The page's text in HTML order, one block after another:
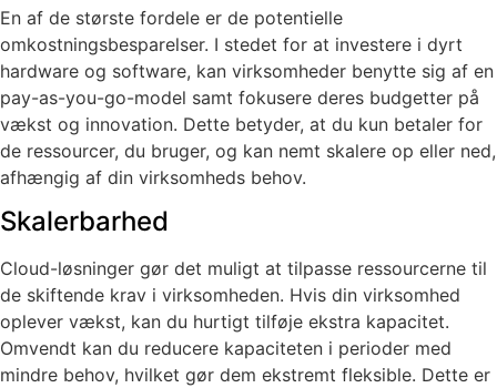
En af de største fordele er de potentielle
omkostningsbesparelser. I stedet for at investere i dyrt
hardware og software, kan virksomheder benytte sig af en
pay-as-you-go-model samt fokusere deres budgetter på
vækst og innovation. Dette betyder, at du kun betaler for
de ressourcer, du bruger, og kan nemt skalere op eller ned,
afhængig af din virksomheds behov.
Skalerbarhed
Cloud-løsninger gør det muligt at tilpasse ressourcerne til
de skiftende krav i virksomheden. Hvis din virksomhed
oplever vækst, kan du hurtigt tilføje ekstra kapacitet.
Omvendt kan du reducere kapaciteten i perioder med
mindre behov, hvilket gør dem ekstremt fleksible. Dette er